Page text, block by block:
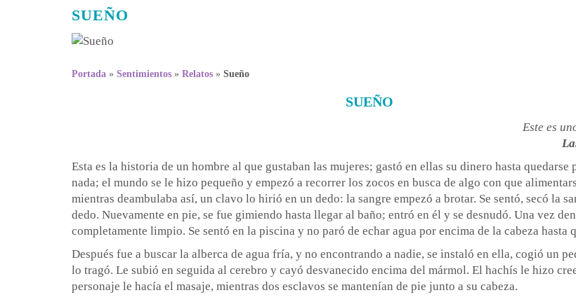
SUEÑO
Portada » Sentimientos » Relatos » Sueño
SUEÑO
Este es
Esta es la historia de un hombre al que gustaban las mujeres; gastó en ellas su dinero hasta quedarse
nada; el mundo se le hizo pequeño y empezó a recorrer los zocos en busca de algo con que
mientras deambulaba así, un clavo lo hirió en un dedo: la sangre empezó a brotar. Se sentó, secó la
dedo. Nuevamente en pie, se fue gimiendo hasta llegar al baño; entró en él y se desnudó. Una vez
completamente limpio. Se sentó en la piscina y no paró de echar agua por encima de la cabeza hasta
Después fue a buscar la alberca de agua fría, y no encontrando a nadie, se instaló en ella, cogió un
lo tragó. Le subió en seguida al cerebro y cayó desvanecido encima del mármol. El hachís le hizo
personaje le hacía el masaje, mientras dos esclavos se mantenían de pie junto a su cabeza.